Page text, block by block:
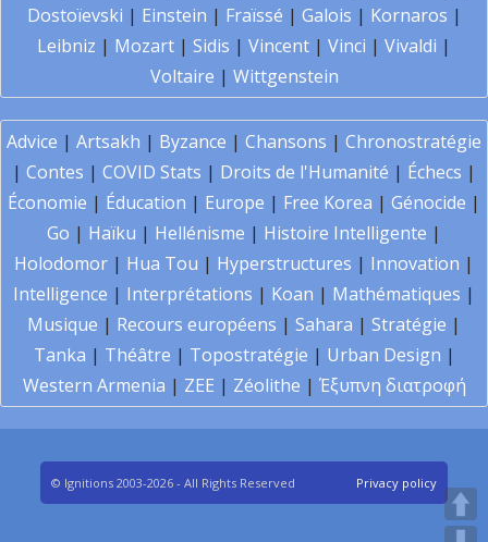
Dostoïevski | Einstein | Fraïssé | Galois | Kornaros |
Leibniz | Mozart | Sidis | Vincent | Vinci | Vivaldi |
Voltaire | Wittgenstein
Advice | Artsakh | Byzance | Chansons | Chronostratégie
| Contes | COVID Stats | Droits de l'Humanité | Échecs |
Économie | Éducation | Europe | Free Korea | Génocide |
Go | Haïku | Hellénisme | Histoire Intelligente |
Holodomor | Hua Tou | Hyperstructures | Innovation |
Intelligence | Interprétations | Koan | Mathématiques |
Musique | Recours européens | Sahara | Stratégie |
Tanka | Théâtre | Topostratégie | Urban Design |
Western Armenia | ZEE | Zéolithe | Έξυπνη διατροφή
© Ignitions 2003-2026 - All Rights Reserved Privacy policy